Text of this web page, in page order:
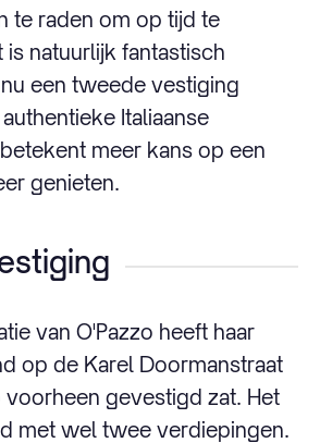
te raden om op tijd te
is natuurlijk fantastisch
een tweede vestiging
Italiaanse
meer kans op een
genieten.
van O'Pazzo heeft haar
op de Karel Doormanstraat
gevestigd zat. Het
met wel twee verdiepingen.